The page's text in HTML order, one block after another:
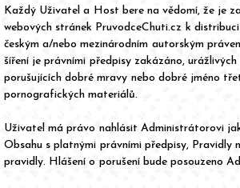
Každý Uživatel a Host bere na vědomí, že je
webových stránek PruvodceChuti.cz k
českým a/nebo mezinárodním autorským
šíření je právními předpisy zakázáno,
porušujících dobré mravy nebo dobré jméno
pornografických materiálů.
Uživatel má právo nahlásit Administrátorovi
Obsahu s platnými právními předpisy, Pravidly
pravidly. Hlášení o porušení bude posouzeno